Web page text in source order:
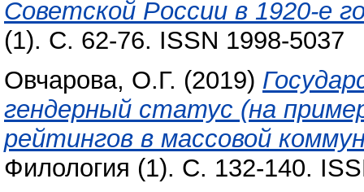
Советской России в 1920-е
(1). С. 62-76. ISSN 1998-5037
Овчарова, О.Г. (2019)
гендерный статус (на
рейтингов в массовой
Филология (1). С. 132-140.